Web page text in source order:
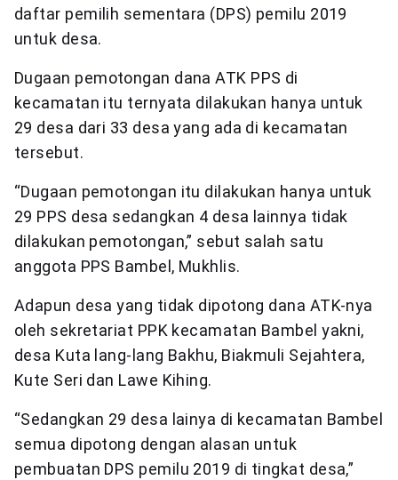
daftar pemilih sementara (DPS) pemilu 2019
untuk desa.
Dugaan pemotongan dana ATK PPS di
kecamatan itu ternyata dilakukan hanya untuk
29 desa dari 33 desa yang ada di kecamatan
tersebut.
“Dugaan pemotongan itu dilakukan hanya untuk
29 PPS desa sedangkan 4 desa lainnya tidak
dilakukan pemotongan,” sebut salah satu
anggota PPS Bambel, Mukhlis.
Adapun desa yang tidak dipotong dana ATK-nya
oleh sekretariat PPK kecamatan Bambel yakni,
desa Kuta lang-lang Bakhu, Biakmuli Sejahtera,
Kute Seri dan Lawe Kihing.
“Sedangkan 29 desa lainya di kecamatan Bambel
semua dipotong dengan alasan untuk
pembuatan DPS pemilu 2019 di tingkat desa,”